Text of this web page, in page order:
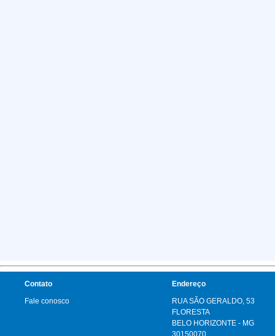
Contato
Fale conosco
Endereço
RUA SÃO GERALDO, 53
FLORESTA
BELO HORIZONTE - MG
30150070